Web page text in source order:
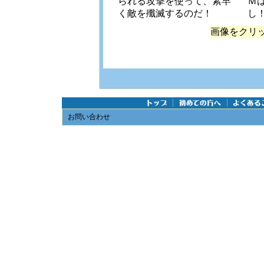
く敵を殲滅するのだ！
し
画像をクリ
お問い合わせ